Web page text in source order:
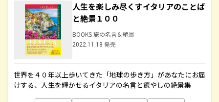
人生を楽しみ尽くすイタリアのことば
と絶景１００
BOOKS 旅の名言＆絶景
2022.11.18 発売
世界を４０年以上歩いてきた「地球の歩き方」があなたにお届
けする、人生を輝かせるイタリアの名言と癒やしの絶景集